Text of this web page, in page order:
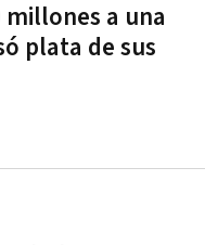
millones a una
plata de sus